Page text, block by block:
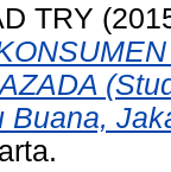
TRY
Buana,